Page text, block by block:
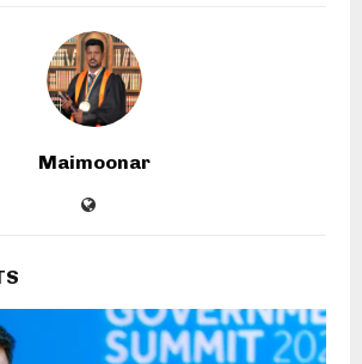
Maimoonar